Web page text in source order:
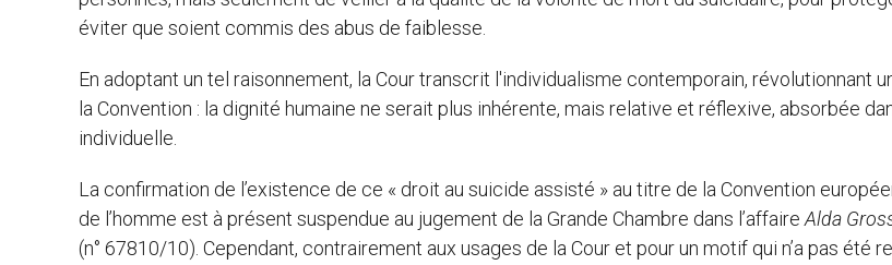
éviter que soient commis des abus de faiblesse.
En adoptant un tel raisonnement, la Cour transcrit l'individualisme contemporain, révolutionnant
la Convention : la dignité humaine ne serait plus inhérente, mais relative et réflexive, absorbée
individuelle.
La confirmation de l’existence de ce « droit au suicide assisté » au titre de la Convention
de l’homme est à présent suspendue au jugement de la Grande Chambre dans l’affaire Alda
(n° 67810/10). Cependant, contrairement aux usages de la Cour et pour un motif qui n’a pas été